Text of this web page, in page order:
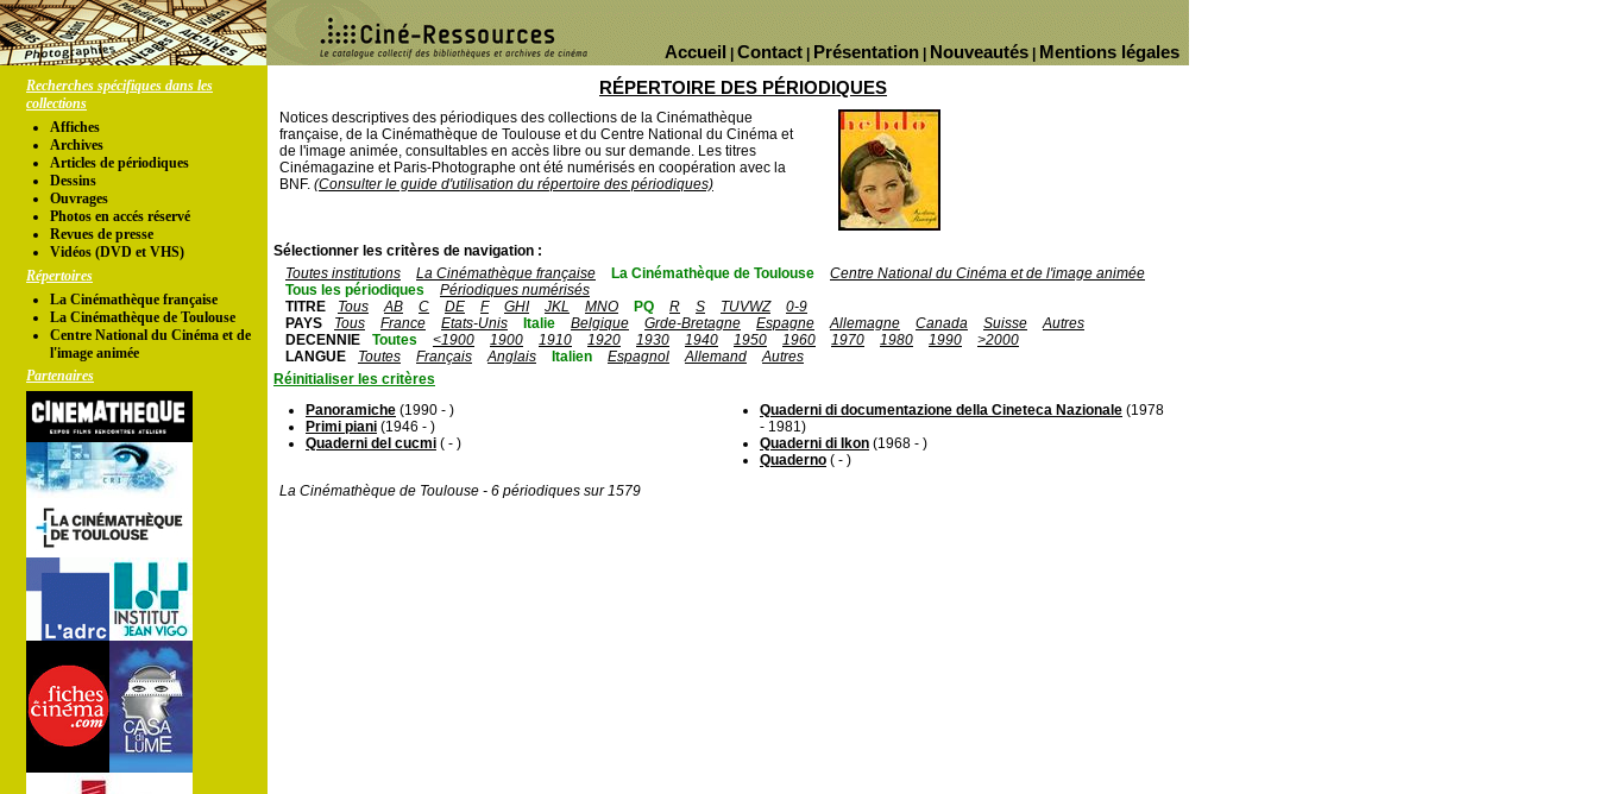
Mentions légales
Nouveautés
Présentation
Contact
Accueil
Recherches spécifiques dans les
collections
Affiches
Archives
Articles de périodiques
Dessins
Ouvrages
Photos en accés réservé
Revues de presse
Vidéos (DVD et VHS)
Répertoires
La Cinémathèque française
La Cinémathèque de Toulouse
Centre National du Cinéma et de
l'image animée
Partenaires
RÉPERTOIRE DES PÉRIODIQUES
Notices descriptives des périodiques des collections de la Cinémathèque
française, de la Cinémathèque de Toulouse et du Centre National du Cinéma et
de l'image animée, consultables en accès libre ou sur demande. Les titres
Cinémagazine et Paris-Photographe ont été numérisés en coopération avec la
BNF. (Consulter le guide d'utilisation du répertoire des périodiques)
Sélectionner les critères de navigation :
Toutes institutions
La Cinémathèque française La Cinémathèque de Toulouse
Centre National du Cinéma et de l'image animée
Tous les périodiques
Périodiques numérisés
TITRE
Tous AB C DE F GHI JKL MNO PQ R S TUVWZ
0-9
PAYS
Tous France Etats-Unis Italie Belgique Grde-Bretagne Espagne Allemagne Canada Suisse
Autres
DECENNIE
Toutes <1900 1900 1910 1920 1930 1940 1950 1960 1970 1980 1990
>2000
LANGUE
Toutes Français Anglais Italien Espagnol Allemand
Autres
Réinitialiser les critères
Panoramiche (1990 - )
Primi piani (1946 - )
Quaderni del cucmi ( - )
Quaderni di documentazione della Cineteca Nazionale (1978
- 1981)
Quaderni di Ikon (1968 - )
Quaderno ( - )
La Cinémathèque de Toulouse - 6 périodiques sur 1579